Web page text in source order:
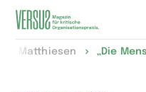
Zur
Matthiesen „Die